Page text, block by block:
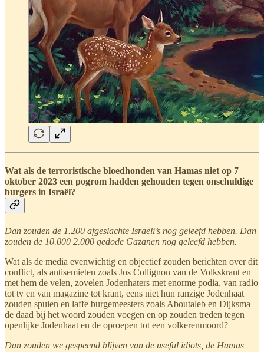
Wat als de terroristische bloedhonden van Hamas niet op 7
oktober 2023 een pogrom hadden gehouden tegen onschuldige
burgers in Israël?
Dan zouden de 1.200 afgeslachte Israëli’s nog geleefd hebben. Dan
zouden de 10.000 2.000 gedode Gazanen nog geleefd hebben.
Wat als de media evenwichtig en objectief zouden berichten over dit
conflict, als antisemieten zoals Jos Collignon van de Volkskrant en
met hem de velen, zovelen Jodenhaters met enorme podia, van radio
tot tv en van magazine tot krant, eens niet hun ranzige Jodenhaat
zouden spuien en laffe burgemeesters zoals Aboutaleb en Dijksma
de daad bij het woord zouden voegen en op zouden treden tegen
openlijke Jodenhaat en de oproepen tot een volkerenmoord?
Dan zouden we gespeend blijven van de useful idiots, de Hamas